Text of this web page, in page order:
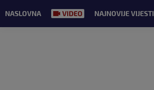
NASLOVNA NAJNOVIJE VIJESTI